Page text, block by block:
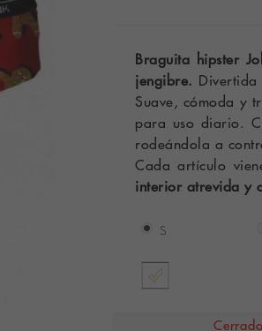
Braguita hipster
jengibre.
Suave, cómoda y
para uso diario.
rodeándola a
Cada artículo
interior atrevida y
S